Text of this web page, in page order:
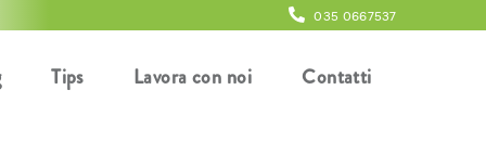
035 0667537
Tips Lavora con noi Contatti